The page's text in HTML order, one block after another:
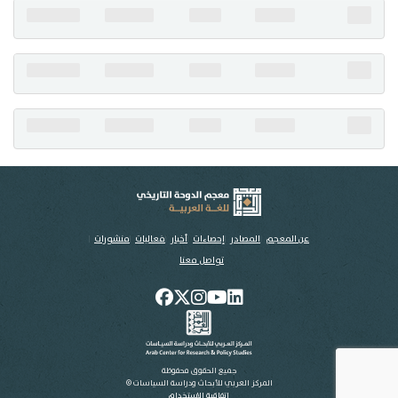
عن المعجم المصادر إحصاءات أخبار فعاليات منشورات
تواصل معنا
جميع الحقوق محفوظة
المركز العربي للأبحاث ودراسة السياسات ©